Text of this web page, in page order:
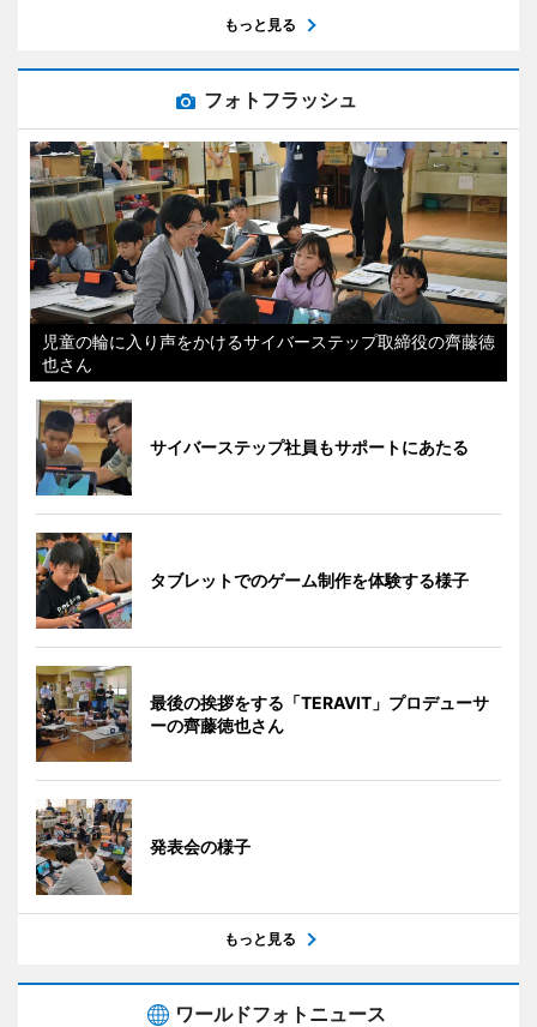
もっと見る
フォトフラッシュ
児童の輪に入り声をかけるサイバーステップ取締役の齊藤徳
也さん
サイバーステップ社員もサポートにあたる
タブレットでのゲーム制作を体験する様子
最後の挨拶をする「TERAVIT」プロデューサ
ーの齊藤徳也さん
発表会の様子
もっと見る
ワールドフォトニュース